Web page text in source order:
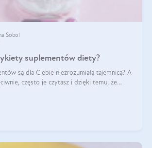
Sobol
suplementów diety?
są dla Ciebie niezrozumiałą tajemnicą? A
często je czytasz i dzięki temu, że